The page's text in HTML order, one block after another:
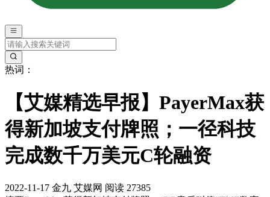
热词：
【艾媒精选早报】PayerMax获
得新加坡支付牌照；一径科技
完成数千万美元C轮融资
2022-11-17 金九 艾媒网 阅读 27385